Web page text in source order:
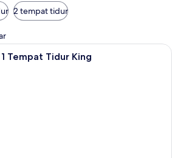
2 tempat tidur
Kamar Double Deluks, 1 Tempat
Tempat Tidur King